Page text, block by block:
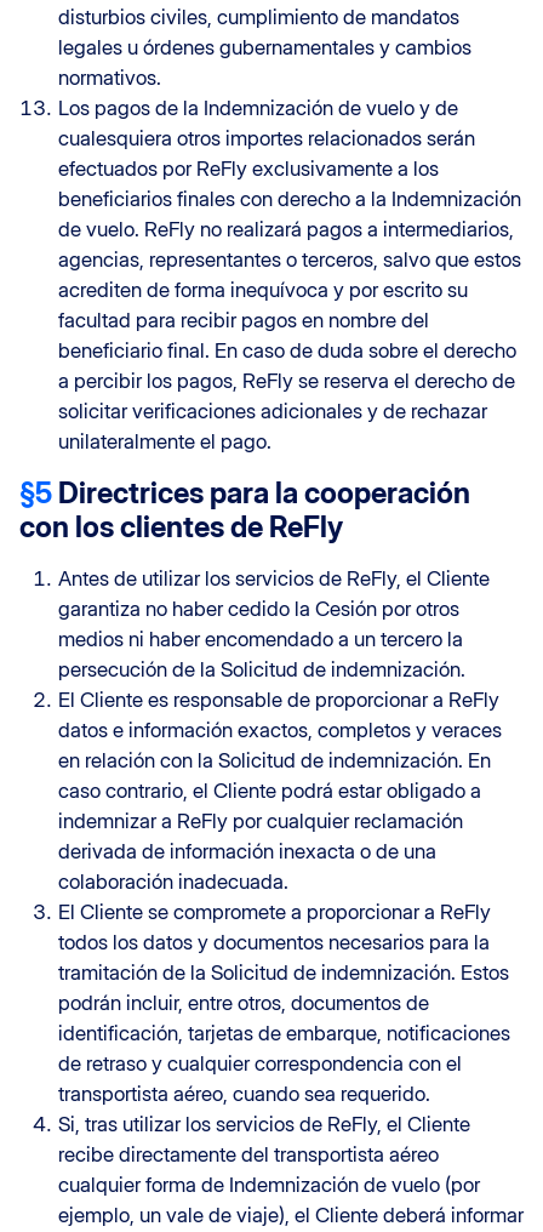
disturbios civiles, cumplimiento de mandatos
legales u órdenes gubernamentales y cambios
normativos.
Los pagos de la Indemnización de vuelo y de
cualesquiera otros importes relacionados serán
efectuados por ReFly exclusivamente a los
beneficiarios finales con derecho a la Indemnización
de vuelo. ReFly no realizará pagos a intermediarios,
agencias, representantes o terceros, salvo que estos
acrediten de forma inequívoca y por escrito su
facultad para recibir pagos en nombre del
beneficiario final. En caso de duda sobre el derecho
a percibir los pagos, ReFly se reserva el derecho de
solicitar verificaciones adicionales y de rechazar
unilateralmente el pago.
§5 Directrices para la cooperación
con los clientes de ReFly
Antes de utilizar los servicios de ReFly, el Cliente
garantiza no haber cedido la Cesión por otros
medios ni haber encomendado a un tercero la
persecución de la Solicitud de indemnización.
El Cliente es responsable de proporcionar a ReFly
datos e información exactos, completos y veraces
en relación con la Solicitud de indemnización. En
caso contrario, el Cliente podrá estar obligado a
indemnizar a ReFly por cualquier reclamación
derivada de información inexacta o de una
colaboración inadecuada.
El Cliente se compromete a proporcionar a ReFly
todos los datos y documentos necesarios para la
tramitación de la Solicitud de indemnización. Estos
podrán incluir, entre otros, documentos de
identificación, tarjetas de embarque, notificaciones
de retraso y cualquier correspondencia con el
transportista aéreo, cuando sea requerido.
Si, tras utilizar los servicios de ReFly, el Cliente
recibe directamente del transportista aéreo
cualquier forma de Indemnización de vuelo (por
ejemplo, un vale de viaje), el Cliente deberá informar